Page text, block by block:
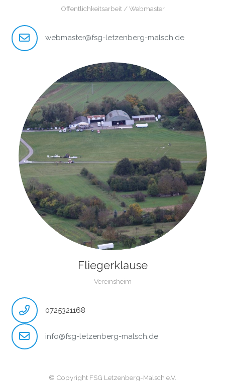
Öffentlichkeitsarbeit / Webmaster
webmaster@fsg-letzenberg-malsch.de
Fliegerklause
Vereinsheim
0725321168
info@fsg-letzenberg-malsch.de
© Copyright FSG Letzenberg-Malsch e.V.